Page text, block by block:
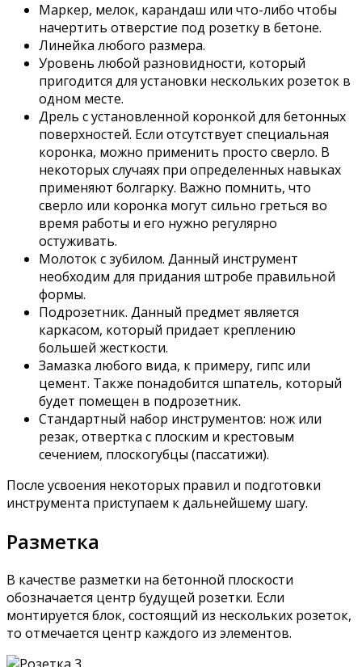
Маркер, мелок, карандаш или что-либо чтобы
начертить отверстие под розетку в бетоне.
Линейка любого размера.
Уровень любой разновидности, который
пригодится для установки нескольких розеток в
одном месте.
Дрель с установленной коронкой для бетонных
поверхностей. Если отсутствует специальная
коронка, можно применить просто сверло. В
некоторых случаях при определенных навыках
применяют болгарку. Важно помнить, что
сверло или коронка могут сильно греться во
время работы и его нужно регулярно
остуживать.
Молоток с зубилом. Данный инструмент
необходим для придания штробе правильной
формы.
Подрозетник. Данный предмет является
каркасом, который придает креплению
большей жесткости.
Замазка любого вида, к примеру, гипс или
цемент. Также понадобится шпатель, который
будет помещен в подрозетник.
Стандартный набор инструментов: нож или
резак, отвертка с плоским и крестовым
сечением, плоскогубцы (пассатижи).
После усвоения некоторых правил и подготовки
инструмента приступаем к дальнейшему шагу.
Разметка
В качестве разметки на бетонной плоскости
обозначается центр будущей розетки. Если
монтируется блок, состоящий из нескольких розеток,
то отмечается центр каждого из элементов.